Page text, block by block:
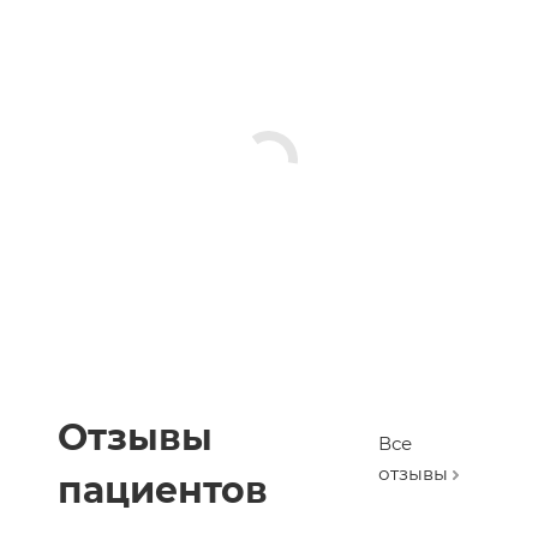
Отзывы
пациентов
Все
отзывы